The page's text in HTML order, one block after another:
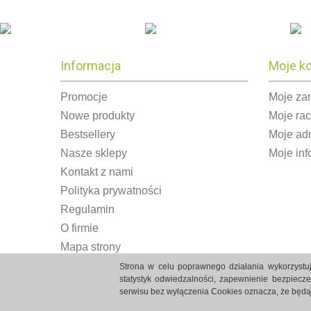
Strona w celu poprawnego działania
statystyk odwiedzalności, zapewnienie
serwisu bez wyłączenia Cookies oznacza, że
Informacja
Promocje
Nowe produkty
Bestsellery
Nasze sklepy
Kontakt z nami
Polityka prywatności
Regulamin
O firmie
Mapa strony
Strony internetowe Białystok created by Rutcom
Moje
Moje
Moje
Moje
Moje